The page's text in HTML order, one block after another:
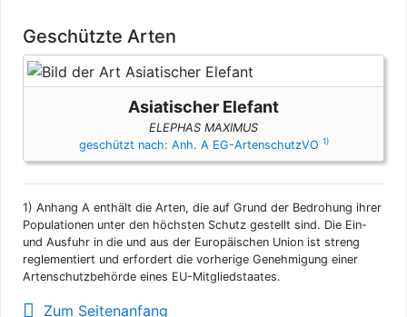
Geschützte Arten
Asiatischer Elefant
ELEPHAS MAXIMUS
geschützt nach: Anh. A EG-ArtenschutzVO 1)
1) Anhang A enthält die Arten, die auf Grund der Bedrohung ihrer
Populationen unter den höchsten Schutz gestellt sind. Die Ein-
und Ausfuhr in die und aus der Europäischen Union ist streng
reglementiert und erfordert die vorherige Genehmigung einer
Artenschutzbehörde eines EU-Mitgliedstaates.
Zum Seitenanfang